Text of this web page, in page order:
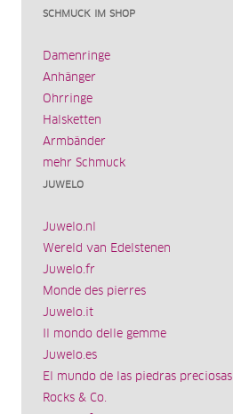
SCHMUCK IM SHOP
Damenringe
Anhänger
Ohrringe
Halsketten
Armbänder
mehr Schmuck
JUWELO
Juwelo.nl
Wereld van Edelstenen
Juwelo.fr
Monde des pierres
Juwelo.it
Il mondo delle gemme
Juwelo.es
El mundo de las piedras preciosas
Rocks & Co.